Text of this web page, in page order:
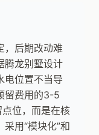
，后期改动难
腾龙别墅设计
电位置不当导
留费用的3-5
点位，而是在核
用“模块化”和